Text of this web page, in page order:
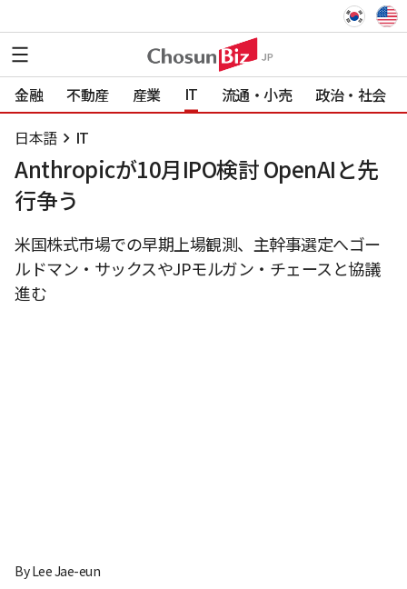
金融 不動産 産業 IT 流通・小売 政治・社会
日本語 IT
Anthropicが10月IPO検討 OpenAIと先
行争う
米国株式市場での早期上場観測、主幹事選定へゴー
ルドマン・サックスやJPモルガン・チェースと協議
進む
By Lee Jae-eun